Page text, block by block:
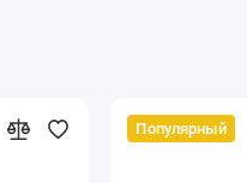
Популярный